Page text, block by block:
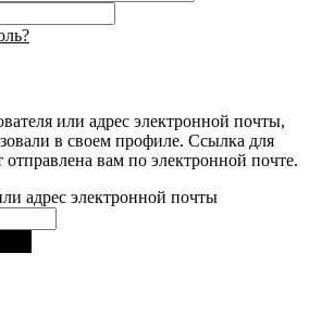
или адрес электронной почты,
в своем профиле. Ссылка для
отправлена ​​вам по электронной почте.
адрес электронной почты